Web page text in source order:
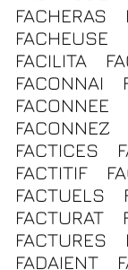
FACHERAS
FACHEUSE
FACILITA
FACONNAI
FACONNEE
FACONNEZ
FACTICES
FACTITIF
FACTUELS
FACTURAT
FACTURES
FADAIENT